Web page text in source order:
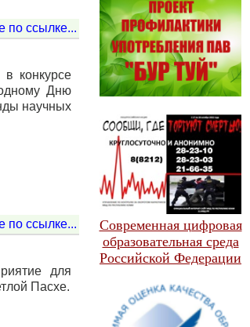
по ссылке...
конкурсе
Дню
научных
по ссылке...
для
Пасхе.
Современная цифровая
образовательная среда
Российской Федерации